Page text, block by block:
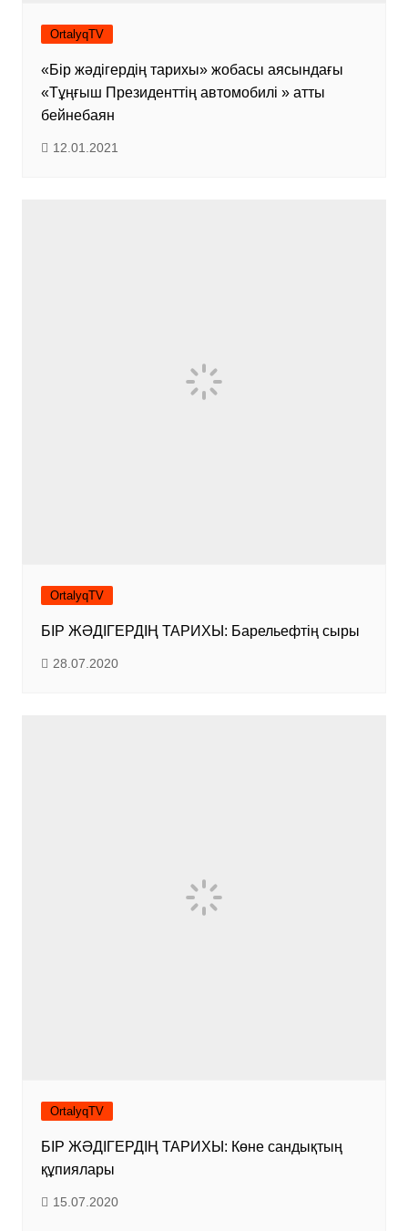
OrtalyqTV
«Бір жәдігердің тарихы» жобасы аясындағы
«Тұңғыш Президенттің автомобилі » атты
бейнебаян
12.01.2021
OrtalyqTV
БІР ЖӘДІГЕРДІҢ ТАРИХЫ: Барельефтің сыры
28.07.2020
OrtalyqTV
БІР ЖӘДІГЕРДІҢ ТАРИХЫ: Көне сандықтың
құпиялары
15.07.2020